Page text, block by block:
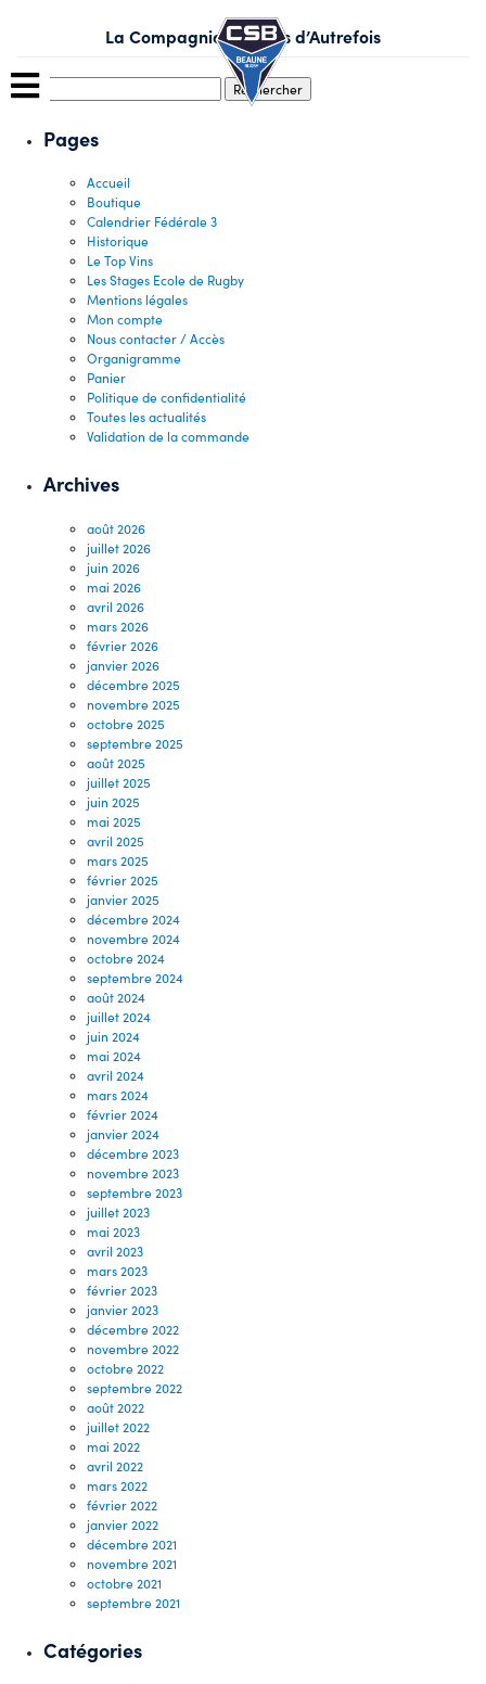
La Compagnie des Vins d’Autrefois
Pages
Accueil
Boutique
Calendrier Fédérale 3
Historique
Le Top Vins
Les Stages Ecole de Rugby
Mentions légales
Mon compte
Nous contacter / Accès
Organigramme
Panier
Politique de confidentialité
Toutes les actualités
Validation de la commande
Archives
août 2026
juillet 2026
juin 2026
mai 2026
avril 2026
mars 2026
février 2026
janvier 2026
décembre 2025
novembre 2025
octobre 2025
septembre 2025
août 2025
juillet 2025
juin 2025
mai 2025
avril 2025
mars 2025
février 2025
janvier 2025
décembre 2024
novembre 2024
octobre 2024
septembre 2024
août 2024
juillet 2024
juin 2024
mai 2024
avril 2024
mars 2024
février 2024
janvier 2024
décembre 2023
novembre 2023
septembre 2023
juillet 2023
mai 2023
avril 2023
mars 2023
février 2023
janvier 2023
décembre 2022
novembre 2022
octobre 2022
septembre 2022
août 2022
juillet 2022
mai 2022
avril 2022
mars 2022
février 2022
janvier 2022
décembre 2021
novembre 2021
octobre 2021
septembre 2021
Catégories